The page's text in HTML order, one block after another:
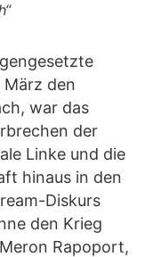
den
war das
der
Linke und die
hinaus in den
Diskurs
den Krieg
Rapoport,